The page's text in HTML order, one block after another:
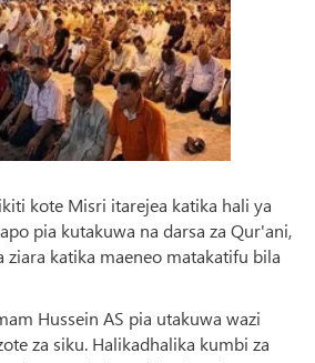
kote Misri itarejea katika hali ya
pia kutakuwa na darsa za Qur'ani,
ziara katika maeneo matakatifu bila
Hussein AS pia utakuwa wazi
za siku. Halikadhalika kumbi za